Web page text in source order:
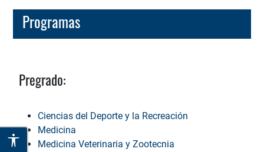
Programas
Pregrado:
Ciencias del Deporte y la Recreación
Medicina
Medicina Veterinaria y Zootecnia